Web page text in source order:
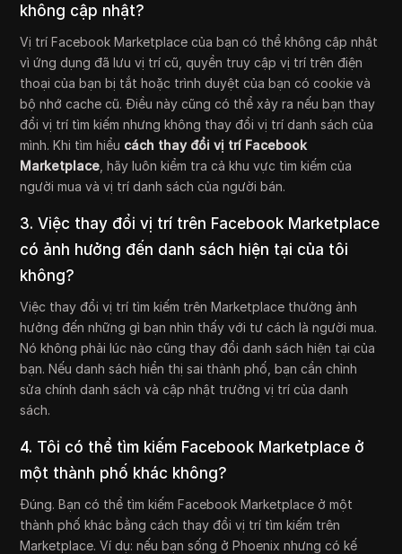
không cập nhật?
Vị trí Facebook Marketplace của bạn có thể không cập nhật
vì ứng dụng đã lưu vị trí cũ, quyền truy cập vị trí trên điện
thoại của bạn bị tắt hoặc trình duyệt của bạn có cookie và
bộ nhớ cache cũ. Điều này cũng có thể xảy ra nếu bạn thay
đổi vị trí tìm kiếm nhưng không thay đổi vị trí danh sách của
mình. Khi tìm hiểu cách thay đổi vị trí Facebook
Marketplace , hãy luôn kiểm tra cả khu vực tìm kiếm của
người mua và vị trí danh sách của người bán.
3. Việc thay đổi vị trí trên Facebook Marketplace
có ảnh hưởng đến danh sách hiện tại của tôi
không?
Việc thay đổi vị trí tìm kiếm trên Marketplace thường ảnh
hưởng đến những gì bạn nhìn thấy với tư cách là người mua.
Nó không phải lúc nào cũng thay đổi danh sách hiện tại của
bạn. Nếu danh sách hiển thị sai thành phố, bạn cần chỉnh
sửa chính danh sách và cập nhật trường vị trí của danh
sách.
4. Tôi có thể tìm kiếm Facebook Marketplace ở
một thành phố khác không?
Đúng. Bạn có thể tìm kiếm Facebook Marketplace ở một
thành phố khác bằng cách thay đổi vị trí tìm kiếm trên
Marketplace. Ví dụ: nếu bạn sống ở Phoenix nhưng có kế